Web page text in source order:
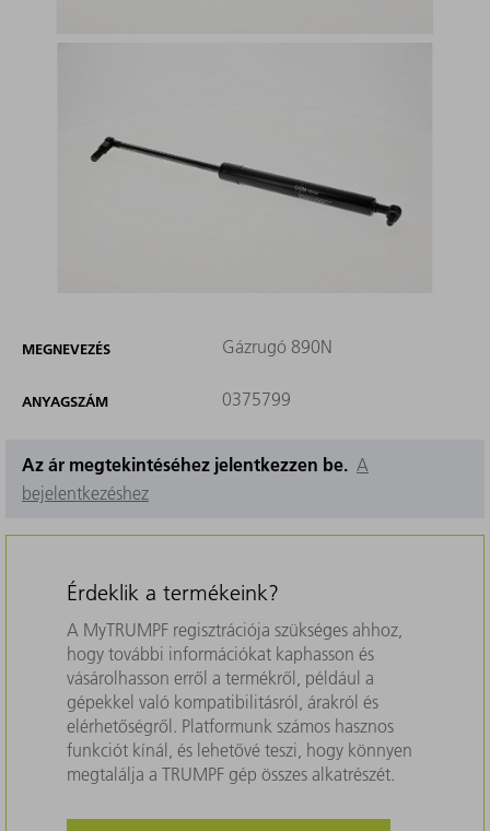
MEGNEVEZÉS Gázrugó 890N
ANYAGSZÁM 0375799
Az ár megtekintéséhez jelentkezzen be. A
bejelentkezéshez
Érdeklik a termékeink?
A MyTRUMPF regisztrációja szükséges ahhoz,
hogy további információkat kaphasson és
vásárolhasson erről a termékről, például a
gépekkel való kompatibilitásról, árakról és
elérhetőségről. Platformunk számos hasznos
funkciót kínál, és lehetővé teszi, hogy könnyen
megtalálja a TRUMPF gép összes alkatrészét.